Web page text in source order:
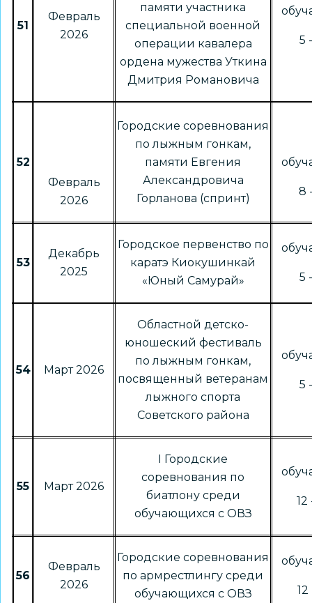
51
Февраль
2026
памяти участника
специальной военной
операции кавалера
ордена мужества Уткина
Дмитрия Романовича
5
52
Февраль
2026
Городские соревнования
по лыжным гонкам,
памяти Евгения
Александровича
Горланова (спринт)
8
53
Декабрь
2025
Городское первенство по
каратэ Киокушинкай
«Юный Самурай»
5
54 Март 2026
Областной детско-
юношеский фестиваль
по лыжным гонкам,
посвященный ветеранам
лыжного спорта
Советского района
5
55 Март 2026
I Городские
соревнования по
биатлону среди
обучающихся с ОВЗ
12
56
Февраль
2026
Городские соревнования
по армрестлингу среди
обучающихся с ОВЗ
12